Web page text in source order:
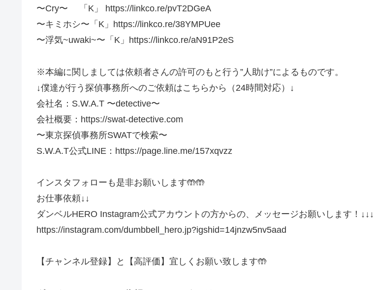
〜Cry〜 「K」 https://linkco.re/pvT2DGeA
〜キミホシ〜「K」https://linkco.re/38YMPUee
〜浮気~uwaki~〜「K」https://linkco.re/aN91P2eS
※本編に関しましては依頼者さんの許可のもと行う”人助け”によるものです。
↓僕達が行う探偵事務所へのご依頼はこちらから（24時間対応）↓
会社名：S.W.A.T 〜detective〜
会社概要：https://swat-detective.com
〜東京探偵事務所SWATで検索〜
S.W.A.T公式LINE：https://page.line.me/157xqvzz
インスタフォローも是非お願いします🤲🤲
お仕事依頼↓↓
ダンベルHERO Instagram公式アカウントの方からの、メッセージお願いします！↓↓↓
https://instagram.com/dumbbell_hero.jp?igshid=14jnzw5nv5aad
【チャンネル登録】と【高評価】宜しくお願い致します🤲